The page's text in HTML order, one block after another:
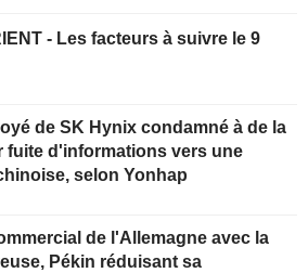
- Les facteurs à suivre le 9
de SK Hynix condamné à de la
fuite d'informations vers une
selon Yonhap
de l'Allemagne avec la
Pékin réduisant sa